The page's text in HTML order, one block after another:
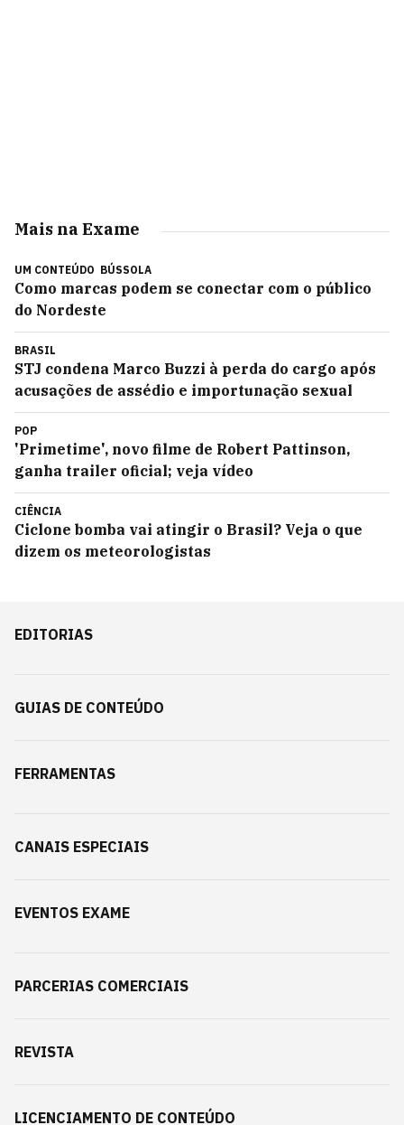
Mais na Exame
UM CONTEÚDO BÚSSOLA
Como marcas podem se conectar com o público
do Nordeste
BRASIL
STJ condena Marco Buzzi à perda do cargo após
acusações de assédio e importunação sexual
POP
'Primetime', novo filme de Robert Pattinson,
ganha trailer oficial; veja vídeo
CIÊNCIA
Ciclone bomba vai atingir o Brasil? Veja o que
dizem os meteorologistas
EDITORIAS
GUIAS DE CONTEÚDO
FERRAMENTAS
CANAIS ESPECIAIS
EVENTOS EXAME
PARCERIAS COMERCIAIS
REVISTA
LICENCIAMENTO DE CONTEÚDO